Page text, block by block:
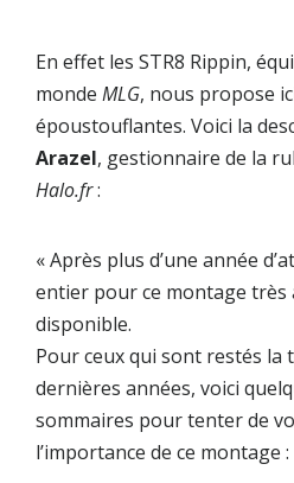
En effet les STR8 Rippin,
monde MLG, nous propose
époustouflantes. Voici la
Arazel, gestionnaire de la
Halo.fr:
« Après plus d’une année
entier pour ce montage très
disponible.
Pour ceux qui sont restés la
dernières années, voici
sommaires pour tenter de
l’importance de ce montage :